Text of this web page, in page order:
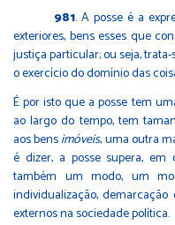
981.A posse é a
exteriores, bens esses que
justiça particular; ou seja,
o exercício do domínio das
É por isto que a posse tem
ao largo do tempo, tem
aos bensimóveis, uma outra
é dizer, a posse supera,
também um modo, um
individualização,
externos na sociedade política.